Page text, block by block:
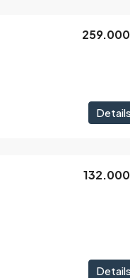
Details
Details